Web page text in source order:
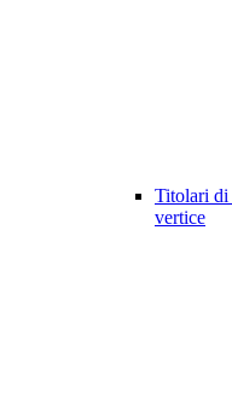
Titolari di
vertice